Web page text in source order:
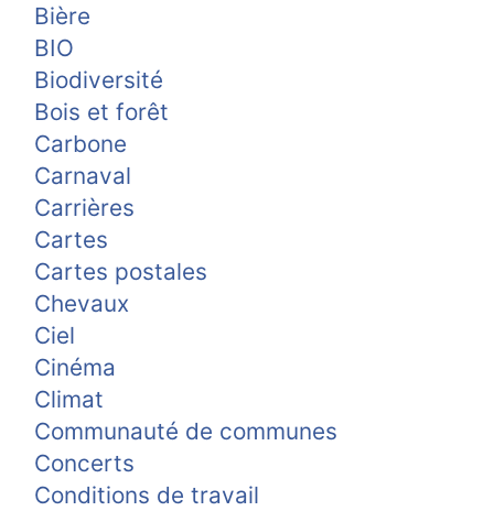
Bière
BIO
Biodiversité
Bois et forêt
Carbone
Carnaval
Carrières
Cartes
Cartes postales
Chevaux
Ciel
Cinéma
Climat
Communauté de communes
Concerts
Conditions de travail